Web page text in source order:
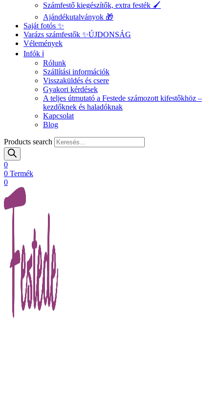
Számfestő kiegészítők, extra festék 🖌️
Ajándékutalványok 🎁
Saját fotós ✨
Varázs számfestők ✨ÚJDONSÁG
Vélemények
Infók ℹ️
Rólunk
Szállítási információk
Visszaküldés és csere
Gyakori kérdések
A teljes útmutató a Festede számozott kifestőkhöz –
kezdőknek és haladóknak
Kapcsolat
Blog
Products search
0
0 Termék
0